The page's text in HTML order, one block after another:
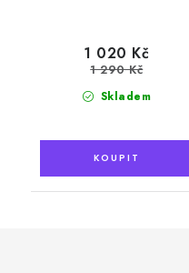
Skladem
1 020 Kč
1 290 Kč